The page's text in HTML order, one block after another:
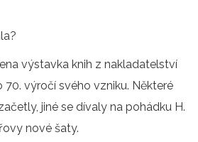
výstavka knih z nakladatelství
70. výročí svého vzniku. Některé
jiné se dívaly na pohádku H.
nové šaty.